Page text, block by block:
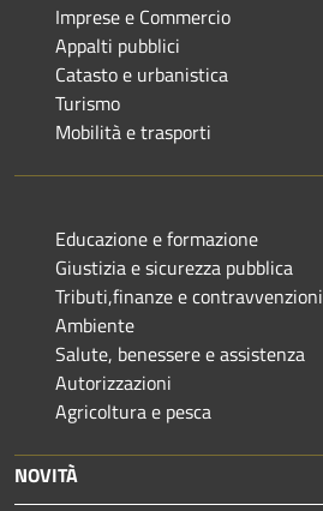
Imprese e Commercio
Appalti pubblici
Catasto e urbanistica
Turismo
Mobilità e trasporti
Educazione e formazione
Giustizia e sicurezza pubblica
Tributi,finanze e contravvenzioni
Ambiente
Salute, benessere e assistenza
Autorizzazioni
Agricoltura e pesca
NOVITÀ